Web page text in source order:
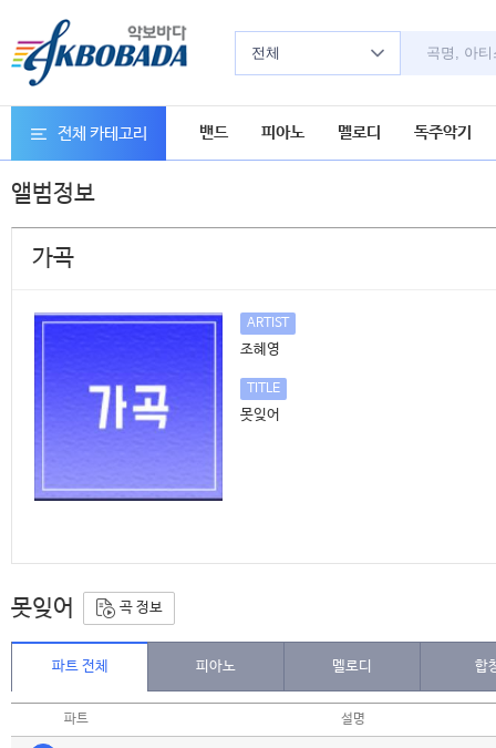
전체
전체 카테고리 밴드 피아노 멜로디 독주악기
앨범정보
가곡
ARTIST
조혜영
TITLE
못잊어
못잊어 곡 정보
파트 전체 피아노 멜로디 합
파트 설명